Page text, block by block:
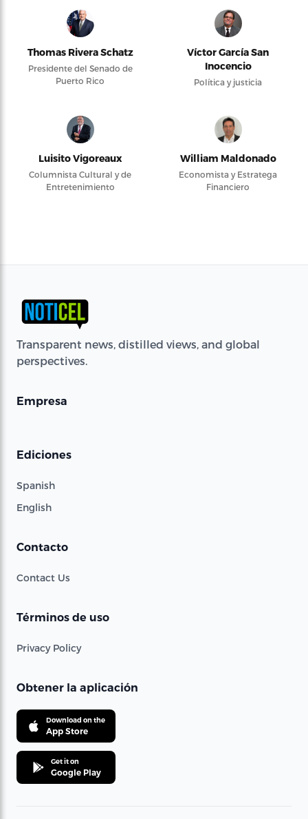
Thomas Rivera Schatz
Presidente del Senado de
Puerto Rico
Víctor García San
Inocencio
Política y justicia
Luisito Vigoreaux
Columnista Cultural y de
Entretenimiento
William Maldonado
Economista y Estratega
Financiero
Transparent news, distilled views, and global
perspectives.
Empresa
Ediciones
Spanish
English
Contacto
Contact Us
Términos de uso
Privacy Policy
Obtener la aplicación
Download on the
App Store
Get it on
Google Play